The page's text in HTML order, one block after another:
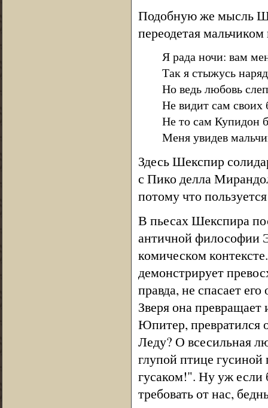
Подобную же мысль
переодетая
Я рада ночи: вам
Так я стыжусь
Но ведь любовь
Не видит сам своих
Не то сам Купидон
Меня увидев
Здесь Шекспир
с Пико делла
потому что
В пьесах Шекспира
античной философии
комическом
демонстрирует
правда, не спасает
Зверя она превращает
Юпитер, превратился
Леду? О всесильная
глупой птице
гусаком!". Ну уж если
требовать от нас,